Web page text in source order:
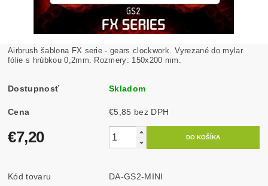
Airbrush šablona FX serie - gears clockwork. Vyrezané do mylar
fólie s hrúbkou 0,2mm. Rozmery: 150x200 mm.
Dostupnosť Skladom
Cena €5,85 bez DPH
€7,20
Kód tovaru DA-GS2-MINI